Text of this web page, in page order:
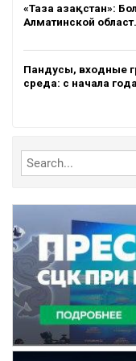
«Таза Қазақстан»:
Алматинской
Пандусы, входные
среда: с начала